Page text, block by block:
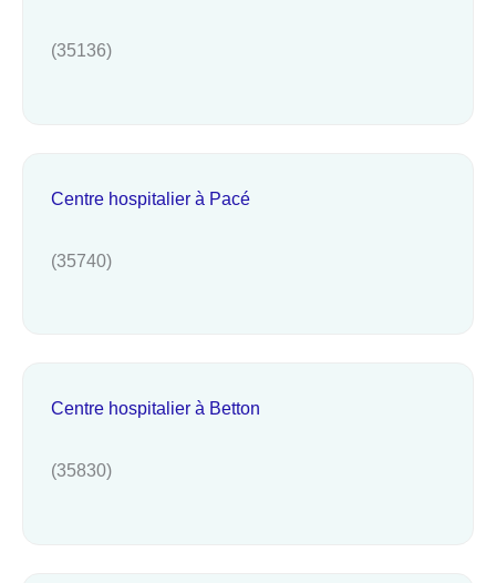
(35136)
Centre hospitalier à Pacé
(35740)
Centre hospitalier à Betton
(35830)